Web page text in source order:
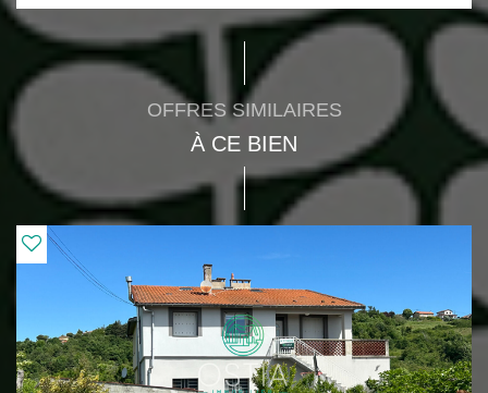
OFFRES SIMILAIRES
À CE BIEN